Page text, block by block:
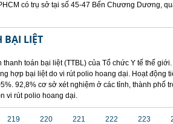
có trụ sở tại số 45-47 Bến Chương Dương,
BẠI LIỆT
toán bại liệt (TTBL) của Tổ chức Y tế thế
hợp bại liệt do vi rút polio hoang dại. Hoạt động
92,8% cơ sở xét nghiệm ở các tỉnh, thành phố
vi rút polio hoang dại.
219 220 221 222 223